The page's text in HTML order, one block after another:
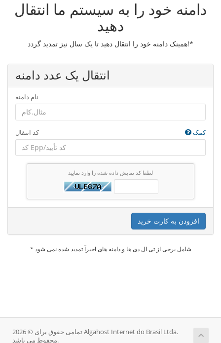
دامنه خود را به سیستم ما انتقال
دهید
همینک دامنه خود را انتقال دهید تا یک سال نیز تمدید گردد!*
انتقال یک عدد دامنه
نام دامنه
کد انتقال کمک
لطفا کد نمایش داده شده را وارد نمایید
افزودن به کارت خرید
* شامل برخی از تی ال دی ها و دامنه های اخیراً تمدید شده نمی شود
تمامی حقوق برای © 2026 Algahost Internet do Brasil Ltda.
محفوط می باشد.